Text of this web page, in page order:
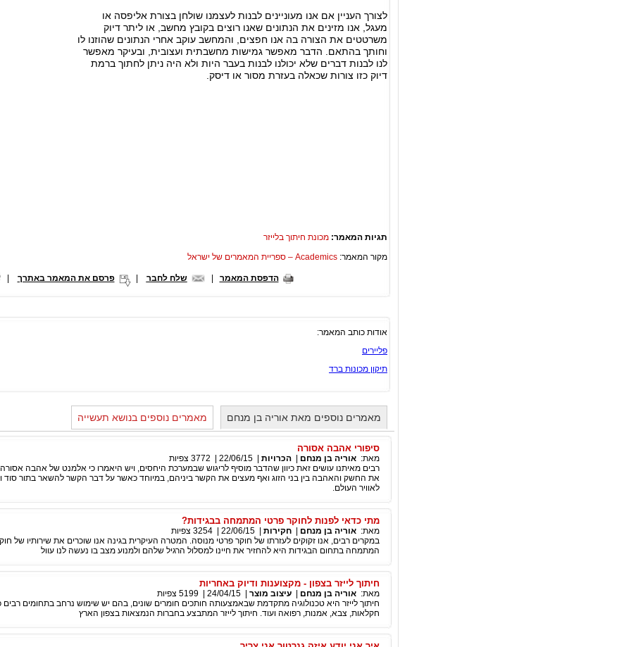
לצורך העניין אם אנו מעוניינים לבנות לעצמנו שולחן בצורת אליפסה או
מעגל, אנו מזינים את הנתונים שאנו רוצים בקובץ מחשב, או ליתר דיוק
משרטטים את הצורה בה אנו חפצים, והמחשב עוקב אחרי הנתונים שהוזנו לו
וחותך בהתאם. הדבר מאפשר גמישות מחשבתית ועצובית, ובעיקר מאפשר
לנו לבנות דברים שלא יכולנו לבנות בעבר היות ולא היה ניתן לחתוך ברמת
דיוק כזו צורות שכאלה בעזרת מסור או דיסק.
תגיות המאמר: מכונת חיתוך בלייזר
מקור המאמר: Academics – ספריית המאמרים של ישראל
הדפסת המאמר שלח לחבר פרסם את המאמר באתרך |
אודות כותב המאמר:
פליירים
תיקון מכונות ברד
מאמרים נוספים מאת אוריה בן מנחם מאמרים נוספים בנושא תעשייה
סיפורי אהבה אסורה
מאת: אוריה בן מנחם הכרויות 22/06/15
3772 צפיות
רבים מאיתנו עושים זאת כיוון שהדבר מוסיף לריגוש שבמערכת היחסים, ויש היאמרו כי אלמנט של אהבה
את החשק והאהבה בין בני הזוג ואף מעצים את הקשר ביניהם, במיוחד כאשר על דבר הקשר להשאר בתור סוד
לאוויר העולם.
מתי כדאי לפנות לחוקר פרטי המתמחה בבגידות?
מאת: אוריה בן מנחם חקירות 22/06/15
3254 צפיות
במקרים רבים, אנו זקוקים לעזרתו של חוקר פרטי מנוסה. המטרה העיקרית בגינה אנו שוכרים את שירותיו של
המתמחה בתחום הבגידות היא להחזיר את חיינו למסלול הרגיל שלהם ולמנוע מצב בו נעשה לנו עוול
חיתוך לייזר בצפון - מקצוענות ודיוק באחריות
מאת: אוריה בן מנחם עיצוב מוצר 24/04/15
5199 צפיות
חיתוך לייזר היא טכנולוגיה מתקדמת שבאמצעותה חותכים חומרים שונים, בהם יש שימוש נרחב בתחומים רבים
חקלאות, צבא, אמנות, רפואה ועוד. חיתוך לייזר המתבצע בחברות הנמצאות בצפון הארץ